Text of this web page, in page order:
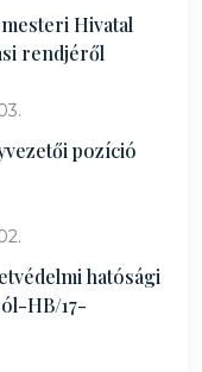
Hivatal
rendjéről
pozíció
hatósági
HB/17-